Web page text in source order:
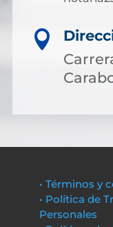

• Términos y
• Política de
Personales